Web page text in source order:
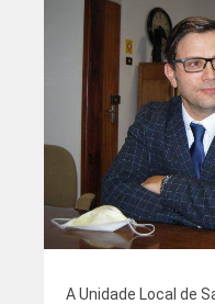
A Unidade Local de